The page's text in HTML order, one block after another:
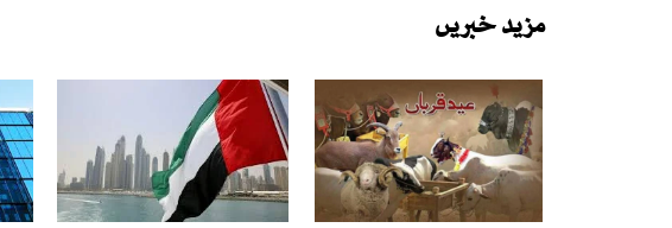
مزید خبریں